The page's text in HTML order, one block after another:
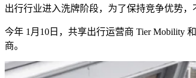
出行行业进入洗牌阶段，为了保持竞争优势
今年 1 月 10 日，共享出行运营商 Tier Mobility 和
商。